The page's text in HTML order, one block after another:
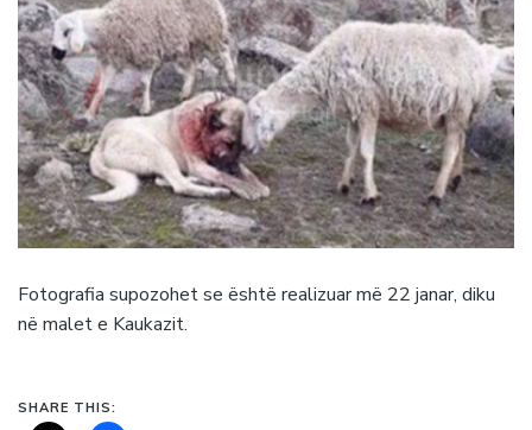
Fotografia supozohet se është realizuar më 22 janar, diku
në malet e Kaukazit.
SHARE THIS: